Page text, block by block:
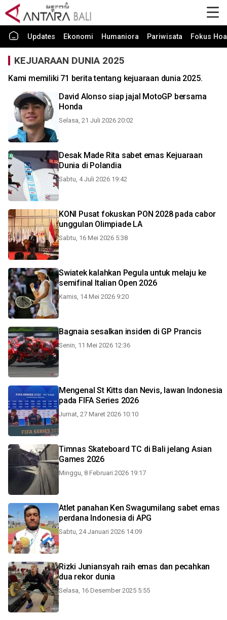
Updates Ekonomi Humaniora Pariwisata Fokus
KEJUARAAN DUNIA 2025
Kami memiliki 71 berita tentang kejuaraan dunia 2025.
David Alonso siap jajal MotoGP bersama
Honda
Selasa, 21 Juli 2026 20:02
Desak Made Rita sabet emas Kejuaraan
Dunia di Polandia
Sabtu, 4 Juli 2026 19:42
KONI Pusat fokuskan PON 2028 pada cabor
unggulan Olimpiade LA
Sabtu, 16 Mei 2026 5:38
Swiatek kalahkan Pegula untuk melaju ke
semifinal Italian Open 2026
Kamis, 14 Mei 2026 9:20
Bagnaia sesalkan insiden di GP Prancis
Senin, 11 Mei 2026 12:36
Mengenal St Kitts dan Nevis, lawan Indonesia
pada FIFA Series 2026
Jumat, 27 Maret 2026 10:10
Timnas Skateboard TC di Bali jelang Asian
Games 2026
Minggu, 8 Februari 2026 19:17
Atlet panahan Ken Swagumilang sabet emas
perdana Indonesia di APG
Sabtu, 24 Januari 2026 14:09
Rizki Juniansyah raih emas dan pecahkan
dua rekor dunia
Selasa, 16 Desember 2025 5:55